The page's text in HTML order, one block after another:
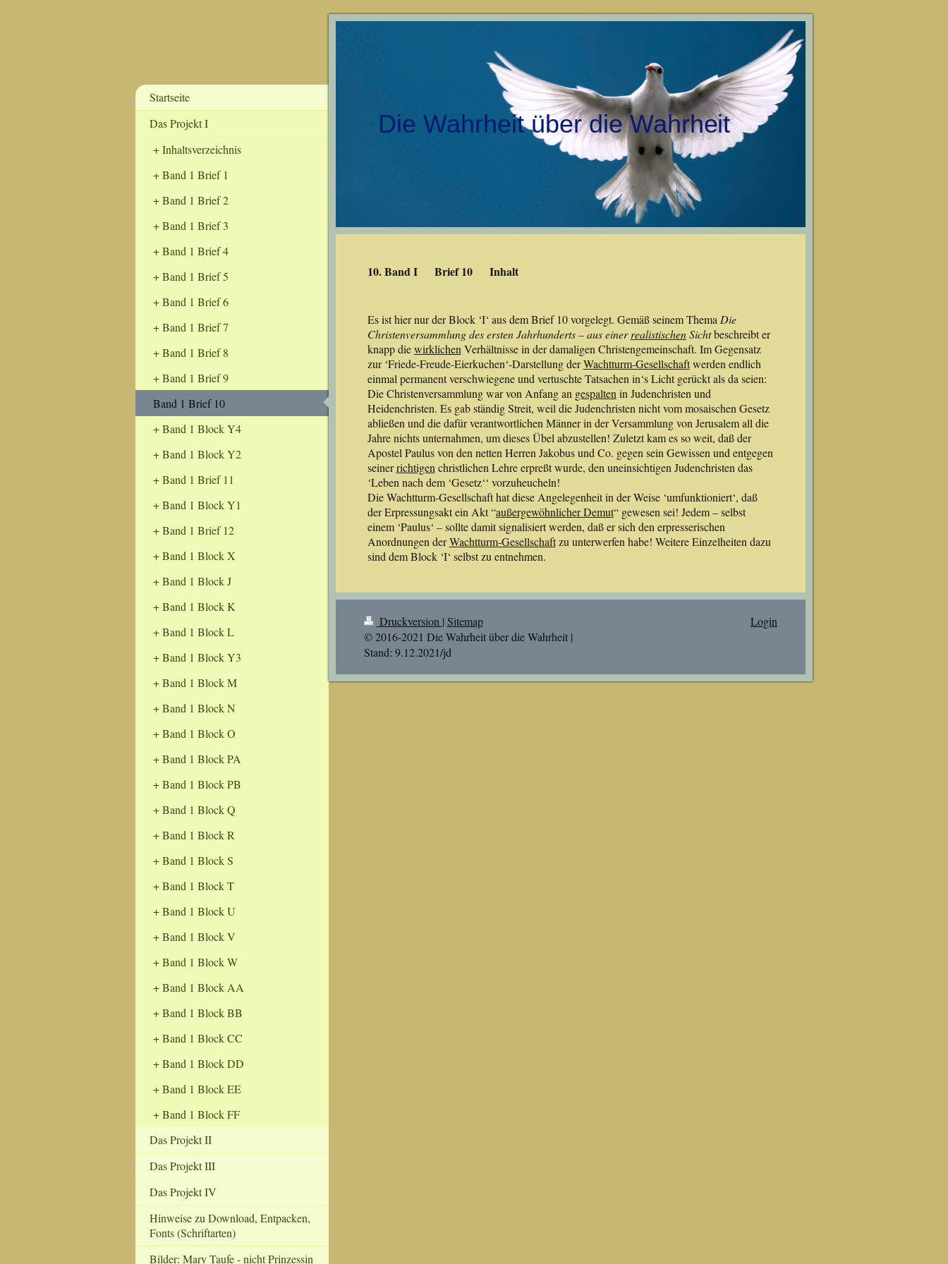
Die Wahrheit über die Wahrheit
10. Band I Brief 10 Inhalt
Es ist hier nur der Block ‘I‘ aus dem Brief 10 vorgelegt. Gemäß seinem Thema Die
Christenversammlung des ersten Jahrhunderts – aus einerrealistischenSichtbeschreibt er
knapp diewirklichen Verhältnisse in der damaligen Christengemeinschaft. Im Gegensatz
zur ‘Friede-Freude-Eierkuchen‘-Darstellung derWachtturm-Gesellschaftwerden endlich
einmal permanent verschwiegene und vertuschte Tatsachen in‘s Licht gerückt als da seien:
Die Christenversammlung war von Anfang an gespalten in Judenchristen und
Heidenchristen. Es gab ständig Streit, weil die Judenchristen nicht vom mosaischen Gesetz
abließen und die dafür verantwortlichen Männer in der Versammlung von Jerusalem all die
Jahre nichts unternahmen, um dieses Übel abzustellen! Zuletzt kam es so weit, daß der
Apostel Paulus von den netten Herren Jakobus und Co. gegen sein Gewissen und entgegen
seinerrichtigen christlichen Lehre erpreßt wurde, den uneinsichtigen Judenchristen das
‘Leben nach dem ‘Gesetz‘‘ vorzuheucheln!
Die Wachtturm-Gesellschaft hat diese Angelegenheit in der Weise ‘umfunktioniert‘, daß
der Erpressungsakt ein Akt “außergewöhnlicher Demut“ gewesen sei! Jedem – selbst
einem ‘Paulus‘ – sollte damit signalisiert werden, daß er sich den erpresserischen
Anordnungen derWachtturm-Gesellschaftzu unterwerfen habe! Weitere Einzelheiten dazu
sind dem Block ‘I‘ selbst zu entnehmen.
Druckversion | Sitemap
© 2016-2021 Die Wahrheit über die Wahrheit |
Stand: 9.12.2021/jd
Login
Startseite
Das Projekt I
Inhaltsverzeichnis
Band 1 Brief 1
Band 1 Brief 2
Band 1 Brief 3
Band 1 Brief 4
Band 1 Brief 5
Band 1 Brief 6
Band 1 Brief 7
Band 1 Brief 8
Band 1 Brief 9
Band 1 Brief 10
Band 1 Block Y4
Band 1 Block Y2
Band 1 Brief 11
Band 1 Block Y1
Band 1 Brief 12
Band 1 Block X
Band 1 Block J
Band 1 Block K
Band 1 Block L
Band 1 Block Y3
Band 1 Block M
Band 1 Block N
Band 1 Block O
Band 1 Block PA
Band 1 Block PB
Band 1 Block Q
Band 1 Block R
Band 1 Block S
Band 1 Block T
Band 1 Block U
Band 1 Block V
Band 1 Block W
Band 1 Block AA
Band 1 Block BB
Band 1 Block CC
Band 1 Block DD
Band 1 Block EE
Band 1 Block FF
Das Projekt II
Das Projekt III
Das Projekt IV
Hinweise zu Download, Entpacken,
Fonts (Schriftarten)
Bilder: Mary Taufe - nicht Prinzessin